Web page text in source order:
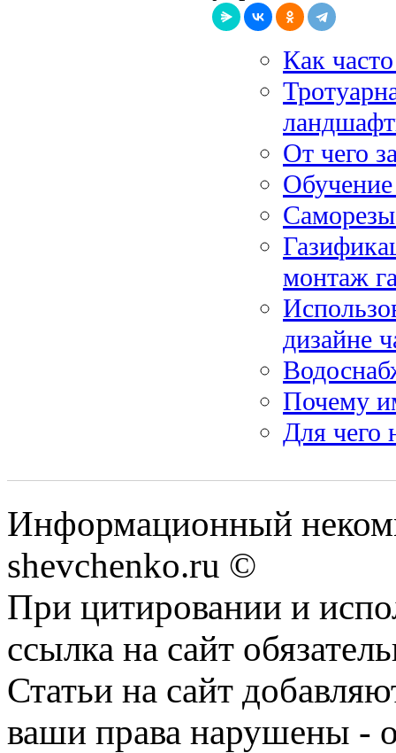
Как
От чего
монтаж
дизайне
Почему
Для чего
Информационный
shevchenko.ru ©
При цитировании и
ссылка на сайт
Статьи на сайт
ваши права нарушены -